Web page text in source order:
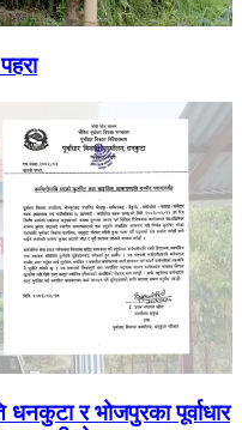
र भोजपुरका पूर्वाधार